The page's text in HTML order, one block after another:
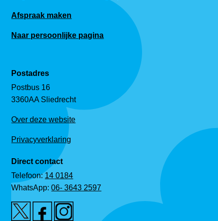
Afspraak maken
Naar persoonlijke pagina
Postadres
Postbus 16
3360AA Sliedrecht
Over deze website
Privacyverklaring
Direct contact
Telefoon:14 0184
WhatsApp:06- 3643 2597